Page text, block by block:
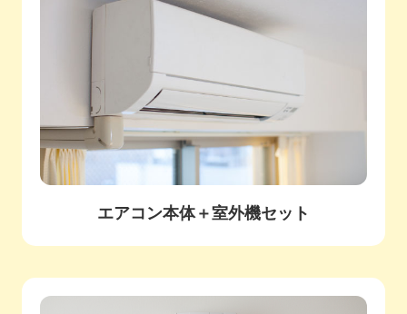
エアコン本体＋室外機セット